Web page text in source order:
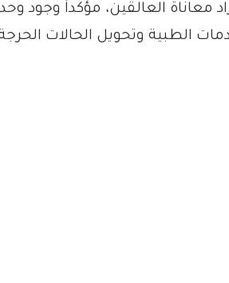
معاناة العالقين، مؤكداً وجود
الطبية وتحويل الحالات